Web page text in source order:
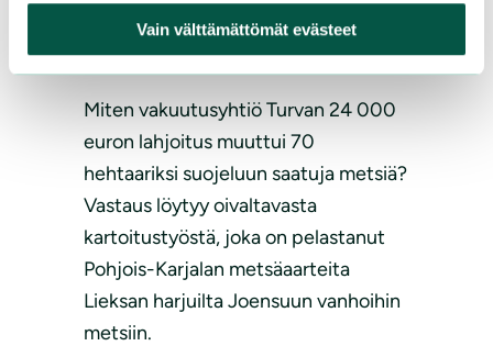
Vain välttämättömät evästeet
maastoon – näin
kohteet löytyivät
Miten vakuutusyhtiö Turvan 24 000
euron lahjoitus muuttui 70
hehtaariksi suojeluun saatuja metsiä?
Vastaus löytyy oivaltavasta
kartoitustyöstä, joka on pelastanut
Pohjois-Karjalan metsäaarteita
Lieksan harjuilta Joensuun vanhoihin
metsiin.